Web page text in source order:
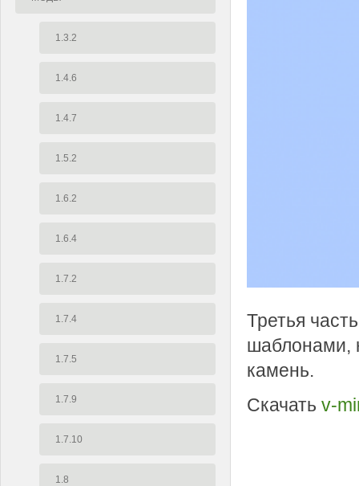
1.3.2
1.4.6
1.4.7
1.5.2
1.6.2
1.6.4
1.7.2
1.7.4
1.7.5
1.7.9
1.7.10
1.8
Третья
шаблонами,
камень.
Скачать v-